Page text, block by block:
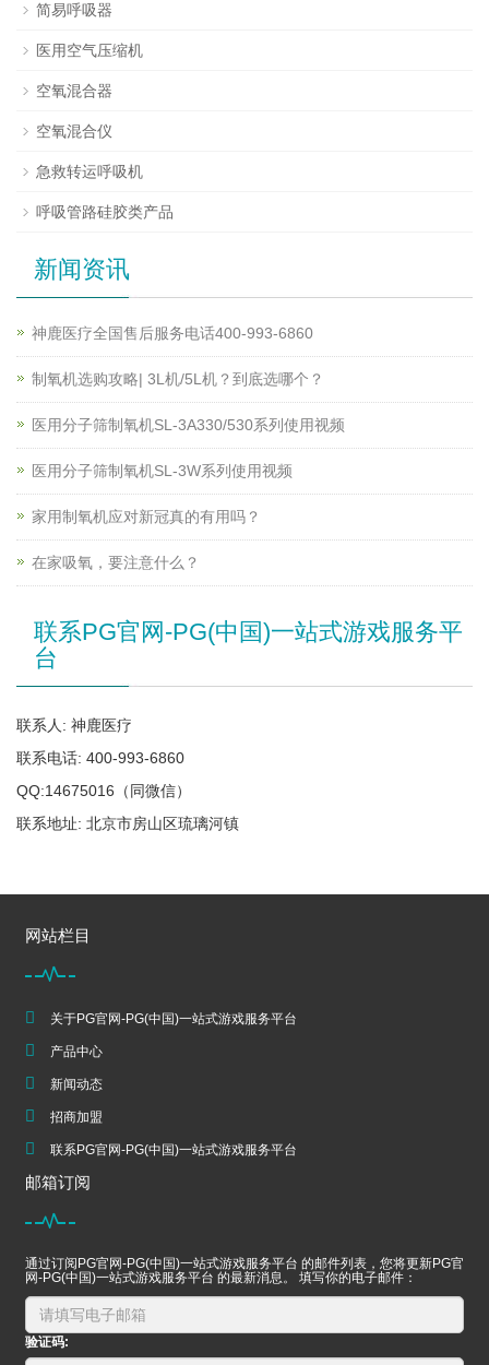
简易呼吸器
医用空气压缩机
空氧混合器
空氧混合仪
急救转运呼吸机
呼吸管路硅胶类产品
新闻资讯
神鹿医疗全国售后服务电话400-993-6860
制氧机选购攻略| 3L机/5L机？到底选哪个？
医用分子筛制氧机SL-3A330/530系列使用视频
医用分子筛制氧机SL-3W系列使用视频
家用制氧机应对新冠真的有用吗？
在家吸氧，要注意什么？
联系PG官网-PG(中国)一站式游戏服务平
台
联系人: 神鹿医疗
联系电话: 400-993-6860
QQ:14675016（同微信）
联系地址: 北京市房山区琉璃河镇
网站栏目
关于PG官网-PG(中国)一站式游戏服务平台
产品中心
新闻动态
招商加盟
联系PG官网-PG(中国)一站式游戏服务平台
邮箱订阅
通过订阅PG官网-PG(中国)一站式游戏服务平台 的邮件列表，您将更新PG官
网-PG(中国)一站式游戏服务平台 的最新消息。 填写你的电子邮件：
验证码: